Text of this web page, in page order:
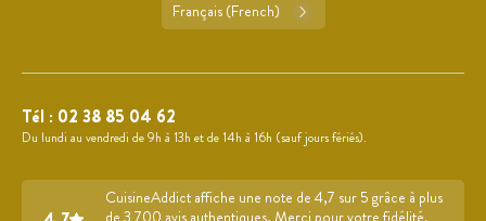
Français (French)
Tél : 02 38 85 04 62
Du lundi au vendredi de 9h à 13h et de 14h à 16h (sauf jours fériés).
CuisineAddict affiche une note de 4,7 sur 5 grâce à plus